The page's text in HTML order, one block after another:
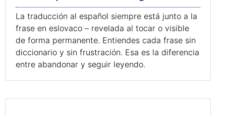
La traducción al español siempre está junto a la
frase en eslovaco – revelada al tocar o visible
de forma permanente. Entiendes cada frase sin
diccionario y sin frustración. Esa es la diferencia
entre abandonar y seguir leyendo.